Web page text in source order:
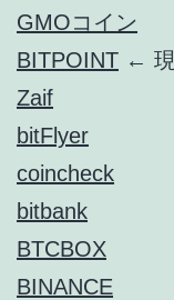
GMOコイン
BITPOINT ←
Zaif
bitFlyer
coincheck
bitbank
BTCBOX
BINANCE